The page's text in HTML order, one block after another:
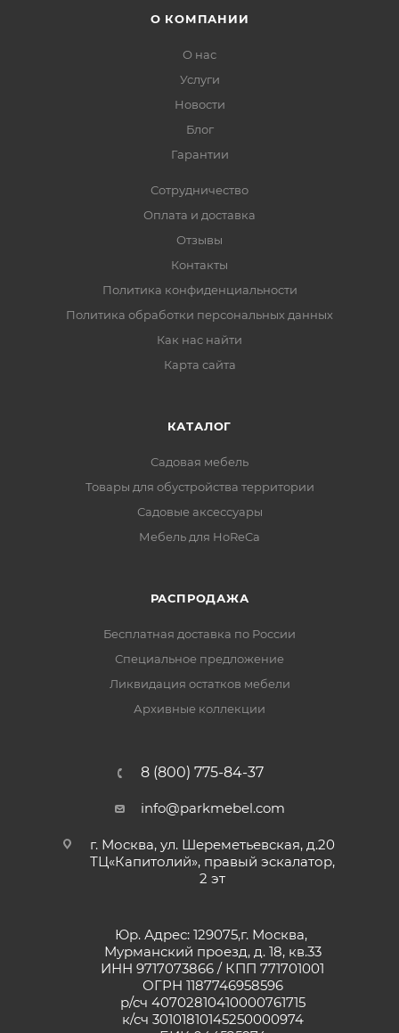
О КОМПАНИИ
О нас
Услуги
Новости
Блог
Гарантии
Сотрудничество
Оплата и доставка
Отзывы
Контакты
Политика конфиденциальности
Политика обработки персональных данных
Как нас найти
Карта сайта
КАТАЛОГ
Садовая мебель
Товары для обустройства территории
Садовые аксессуары
Мебель для HoReCa
РАСПРОДАЖА
Бесплатная доставка по России
Специальное предложение
Ликвидация остатков мебели
Архивные коллекции
8 (800) 775-84-37
info@parkmebel.com
г. Москва, ул. Шереметьевская, д.20
ТЦ«Капитолий», правый эскалатор,
2 эт
Юр. Адрес: 129075,г. Москва,
Мурманский проезд, д. 18, кв.33
ИНН 9717073866 / КПП 771701001
ОГРН 1187746958596
р/сч 40702810410000761715
к/сч 30101810145250000974